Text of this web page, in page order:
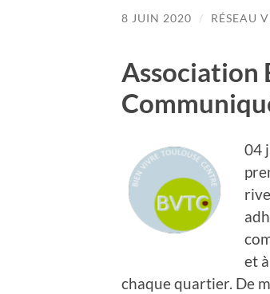
8 JUIN 2020 / RÉSEAU
Association
04
et
chaque quartier. De